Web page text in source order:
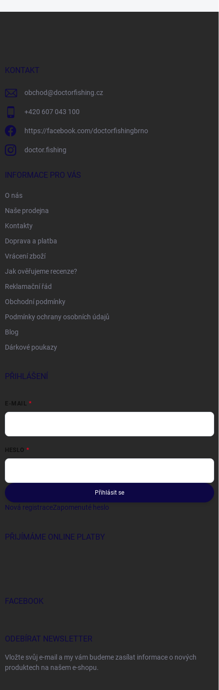
KONTAKT
obchod@doctorfishing.cz
+420 607 043 100
https://facebook.com/doctorfishingbrno
doctor.fishing
INFORMACE PRO VÁS
O nás
Naše prodejna
Kontakty
Doprava a platba
Vrácení zboží
Jak ověřujeme recenze?
Reklamační řád
Obchodní podmínky
Podmínky ochrany osobních údajů
Blog
Dárkové poukazy
PŘIHLÁŠENÍ
E-MAIL
HESLO
Přihlásit se
Nová registraceZapomenuté heslo
PŘIJÍMÁME ONLINE PLATBY
FACEBOOK
ODEBÍRAT NEWSLETTER
Vložte svůj e-mail a my vám budeme zasílat informace o nových
produktech na našem e-shopu.